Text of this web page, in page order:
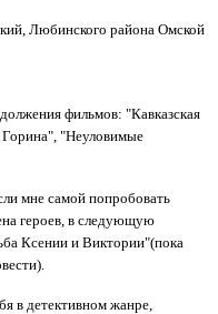
Любинского района Омской
фильмов: "Кавказская
"Неуловимые
мне самой попробовать
героев, в следующую
Ксении и Виктории"(пока
в детективном жанре,